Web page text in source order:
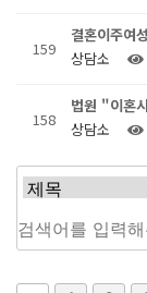
159
결혼이주여
상담소
158
법원 "이혼
상담소